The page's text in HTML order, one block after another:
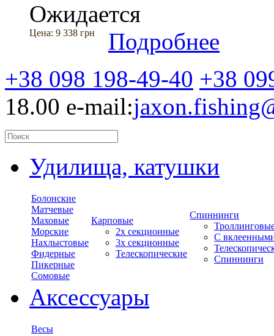
Ожидается
Цена: 9 338 грн
Подробнее
+38 098 198-49-40 +38
18.00 e-mail:
Удилища, катушки
Болонские
Матчевые
Маховые
Морские
Нахлыстовые
Фидерные
Пикерные
Сомовые
Карповые
2х секционные
3х секционные
Телескопические
Спиннинги
С
Спиннинги
Аксессуары
Весы